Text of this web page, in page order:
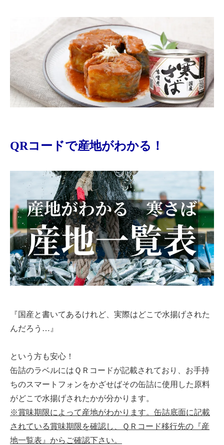
QRコードで産地がわかる！
『国産と書いてあるけれど、実際はどこで水揚げされた
んだろう…』
という方も安心！
缶詰のラベルにはＱＲコードが記載されており、お手持
ちのスマートフォンをかざせばその缶詰に使用した原料
がどこで水揚げされたかが分かります。
※賞味期限によって産地がわかります。缶詰底面に記載
されている賞味期限を確認し、ＱＲコード移行先の『産
地一覧表』からご確認下さい。